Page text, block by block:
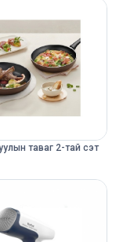
таваг 2-тай сэт